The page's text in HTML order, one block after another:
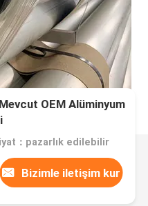
OEM Alüminyum
：pazarlık edilebilir
Bizimle iletişim kur